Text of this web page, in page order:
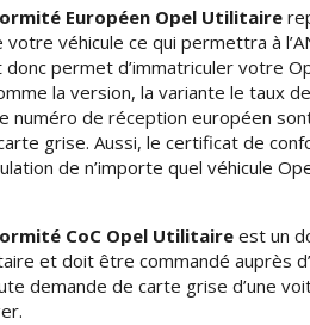
Européen Opel Utilitaire
véhicule ce qui permettra à
permet d’immatriculer votre
la version, la variante le taux
numéro de réception européen
grise. Aussi, le certificat de
de n’importe quel véhicule
CoC Opel Utilitaire est un
et doit être commandé auprès
demande de carte grise d’une